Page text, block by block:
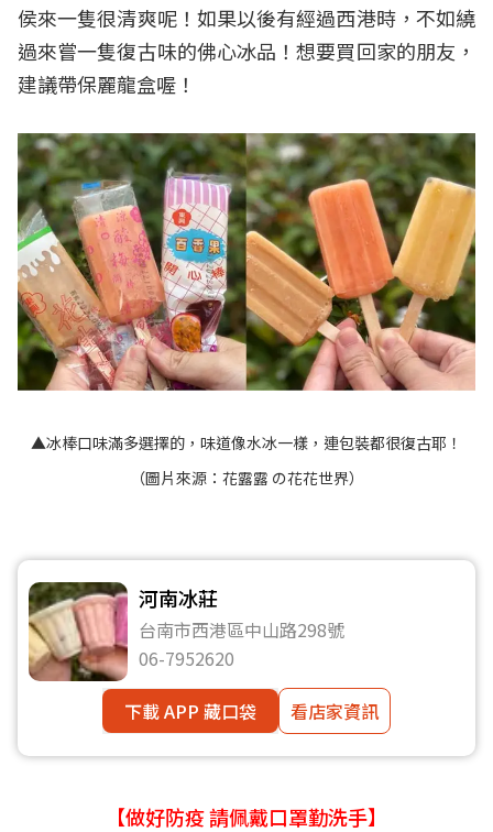
侯來一隻很清爽呢！如果以後有經過西港時，不如繞
過來嘗一隻復古味的佛心冰品！想要買回家的朋友，
建議帶保麗龍盒喔！
▲冰棒口味滿多選擇的，味道像水冰一樣，連包裝都很復古耶！
（圖片來源： 花露露 の花花世界）
河南冰莊
台南市西港區中山路298號
06-7952620
下載 APP 藏口袋
看店家資訊
【做好防疫 請佩戴口罩勤洗手】